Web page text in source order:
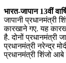
भारत-जापान 13वीं
जापानी प्रधानमंत्री
कारखाने गए. यह
है. दोनों प्रधानमंत्री
प्रधानमंत्री नरेन्द्र
प्रधानमंत्री शिंजो आबे